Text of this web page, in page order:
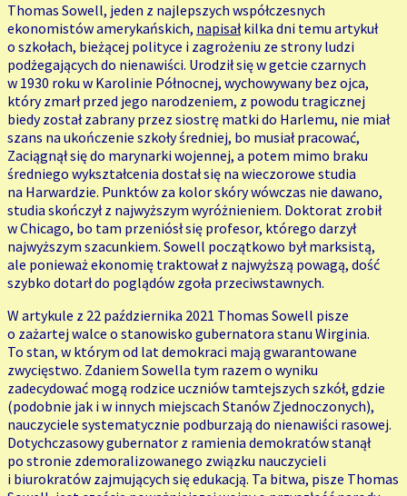
Thomas Sowell, jeden z najlepszych współczesnych
ekonomistów amerykańskich, napisałkilka dni temu artykuł
o szkołach, bieżącej polityce i zagrożeniu ze strony ludzi
podżegających do nienawiści. Urodził się w getcie czarnych
w 1930 roku w Karolinie Północnej, wychowywany bez ojca,
który zmarł przed jego narodzeniem, z powodu tragicznej
biedy został zabrany przez siostrę matki do Harlemu, nie miał
szans na ukończenie szkoły średniej, bo musiał pracować,
Zaciągnął się do marynarki wojennej, a potem mimo braku
średniego wykształcenia dostał się na wieczorowe studia
na Harwardzie. Punktów za kolor skóry wówczas nie dawano,
studia skończył z najwyższym wyróżnieniem. Doktorat zrobił
w Chicago, bo tam przeniósł się profesor, którego darzył
najwyższym szacunkiem. Sowell początkowo był marksistą,
ale ponieważ ekonomię traktował z najwyższą powagą, dość
szybko dotarł do poglądów zgoła przeciwstawnych.
W artykule z 22 października 2021 Thomas Sowell pisze
o zażartej walce o stanowisko gubernatora stanu Wirginia.
To stan, w którym od lat demokraci mają gwarantowane
zwycięstwo. Zdaniem Sowella tym razem o wyniku
zadecydować mogą rodzice uczniów tamtejszych szkół, gdzie
(podobnie jak i w innych miejscach Stanów Zjednoczonych),
nauczyciele systematycznie podburzają do nienawiści rasowej.
Dotychczasowy gubernator z ramienia demokratów stanął
po stronie zdemoralizowanego związku nauczycieli
i biurokratów zajmujących się edukacją. Ta bitwa, pisze Thomas